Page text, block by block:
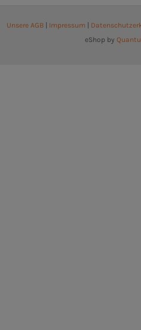
Unsere AGB| Impressum
eShop by